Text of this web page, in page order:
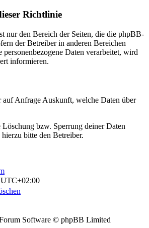
Richtlinie
nur den Bereich der Seiten, die die phpBB-
der Betreiber in anderen Bereichen
personenbezogene Daten verarbeitet, wird
informieren.
Anfrage Auskunft, welche Daten über
bzw. Sperrung deiner Daten
bitte den Betreiber.
UTC+02:00
Software © phpBB Limited